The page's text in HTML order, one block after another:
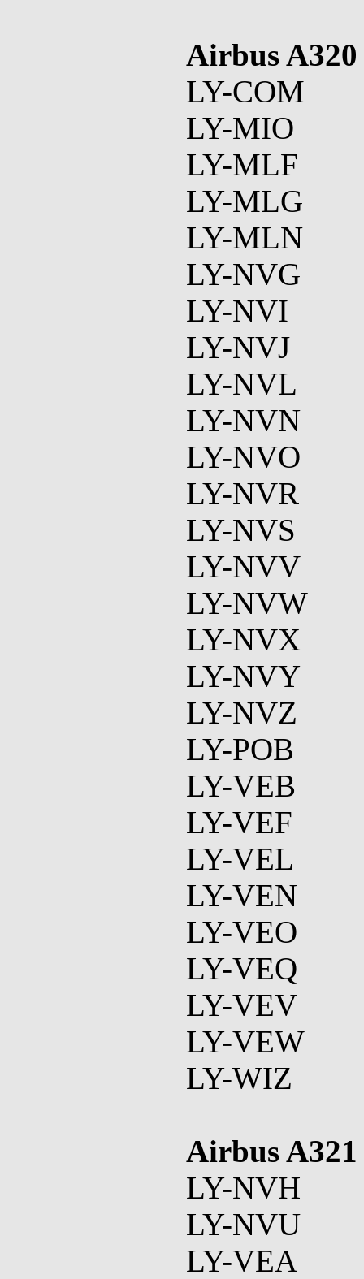
Airbus A320
LY-COM
LY-MIO
LY-MLF
LY-MLG
LY-MLN
LY-NVG
LY-NVI
LY-NVJ
LY-NVL
LY-NVN
LY-NVO
LY-NVR
LY-NVS
LY-NVV
LY-NVW
LY-NVX
LY-NVY
LY-NVZ
LY-POB
LY-VEB
LY-VEF
LY-VEL
LY-VEN
LY-VEO
LY-VEQ
LY-VEV
LY-VEW
LY-WIZ
Airbus A321
LY-NVH
LY-NVU
LY-VEA